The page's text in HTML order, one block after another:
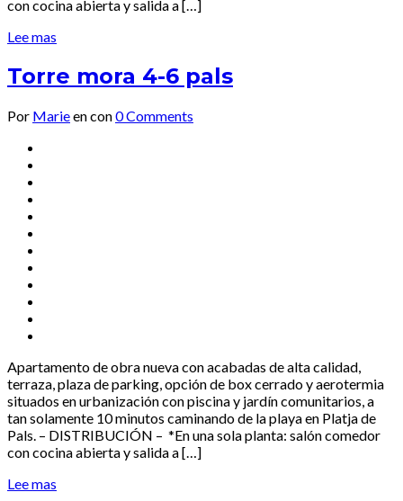
con cocina abierta y salida a […]
Lee mas
Torre mora 4-6 pals
Por Marieencon0 Comments
Apartamento de obra nueva con acabadas de alta calidad,
terraza, plaza de parking, opción de box cerrado y aerotermia
situados en urbanización con piscina y jardín comunitarios, a
tan solamente 10 minutos caminando de la playa en Platja de
Pals. – DISTRIBUCIÓN – *En una sola planta: salón comedor
con cocina abierta y salida a […]
Lee mas